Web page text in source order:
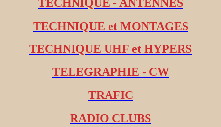
TECHNIQUE - ANTENNES
TECHNIQUE et MONTAGES
TECHNIQUE UHF et HYPERS
TELEGRAPHIE - CW
TRAFIC
RADIO CLUBS